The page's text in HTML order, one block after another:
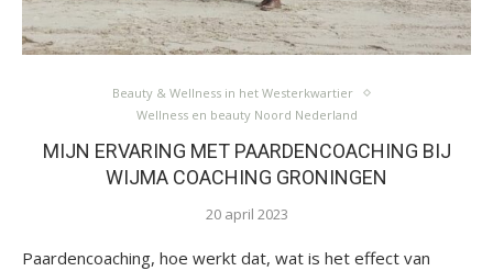
Beauty & Wellness in het Westerkwartier
Wellness en beauty Noord Nederland
MIJN ERVARING MET PAARDENCOACHING BIJ
WIJMA COACHING GRONINGEN
20 april 2023
Paardencoaching, hoe werkt dat, wat is het effect van